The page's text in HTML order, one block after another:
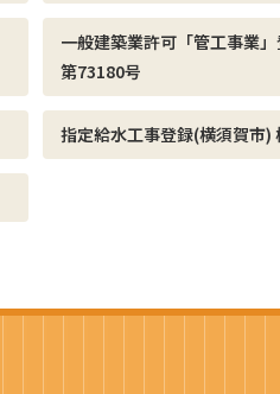
一般建築業許可「管工事業
第73180号
指定給水工事登録(横須賀市)